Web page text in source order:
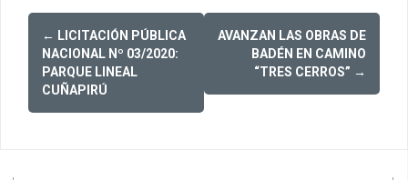
Post
navigation
← LICITACIÓN PÚBLICA
NACIONAL Nº 03/2020:
PARQUE LINEAL
CUÑAPIRÚ
AVANZAN LAS OBRAS DE
BADÉN EN CAMINO
“TRES CERROS” →